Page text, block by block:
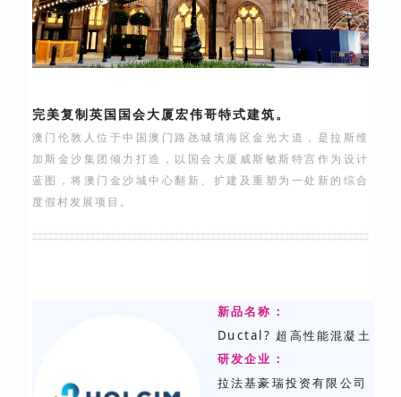
完美复制英国国会大厦宏伟哥特式建筑。
澳门伦敦人位于中国澳门路氹城填海区金光大道，是拉斯维
加斯金沙集团倾力打造，以国会大厦威斯敏斯特宫作为设计
蓝图，将澳门金沙城中心翻新、扩建及重塑为一处新的综合
度假村发展项目。
新品名称：
Ductal? 超高性能混凝土
研发企业：
拉法基豪瑞投资有限公司